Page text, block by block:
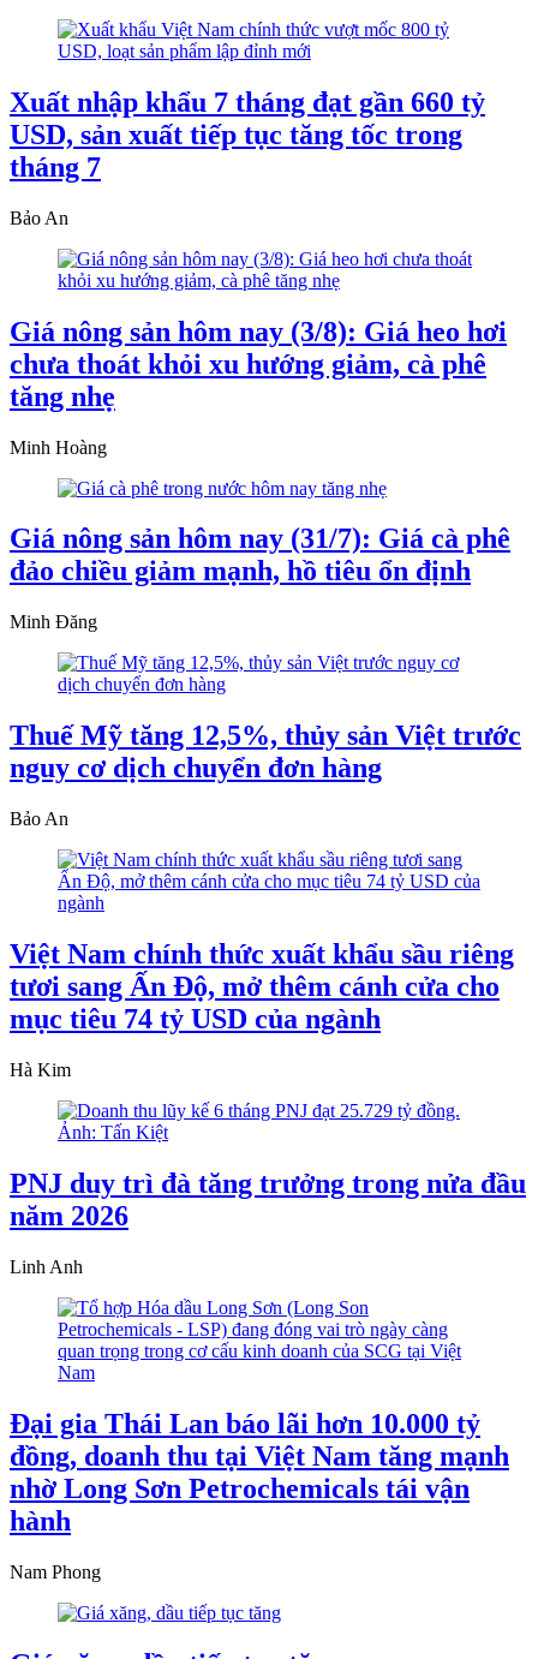
Xuất nhập khẩu 7 tháng đạt gần 660 tỷ
USD, sản xuất tiếp tục tăng tốc trong
tháng 7
Bảo An
Giá nông sản hôm nay (3/8): Giá heo hơi
chưa thoát khỏi xu hướng giảm, cà phê
tăng nhẹ
Minh Hoàng
Giá nông sản hôm nay (31/7): Giá cà phê
đảo chiều giảm mạnh, hồ tiêu ổn định
Minh Đăng
Thuế Mỹ tăng 12,5%, thủy sản Việt trước
nguy cơ dịch chuyển đơn hàng
Bảo An
Việt Nam chính thức xuất khẩu sầu riêng
tươi sang Ấn Độ, mở thêm cánh cửa cho
mục tiêu 74 tỷ USD của ngành
Hà Kim
PNJ duy trì đà tăng trưởng trong nửa đầu
năm 2026
Linh Anh
Đại gia Thái Lan báo lãi hơn 10.000 tỷ
đồng, doanh thu tại Việt Nam tăng mạnh
nhờ Long Sơn Petrochemicals tái vận
hành
Nam Phong